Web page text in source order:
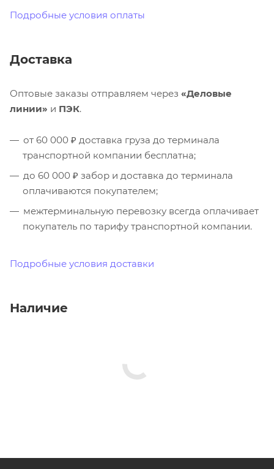
Подробные условия оплаты
Доставка
Оптовые заказы отправляем через «Деловые
линии» и ПЭК.
от 60 000 ₽ доставка груза до терминала
транспортной компании бесплатна;
до 60 000 ₽ забор и доставка до терминала
оплачиваются покупателем;
межтерминальную перевозку всегда оплачивает
покупатель по тарифу транспортной компании.
Подробные условия доставки
Наличие